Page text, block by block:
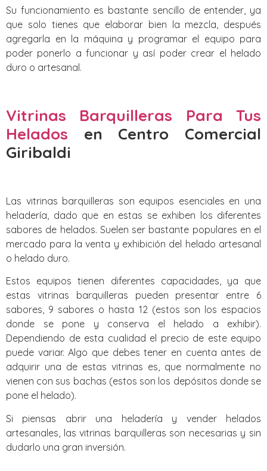
Su funcionamiento es bastante sencillo de entender, ya
que solo tienes que elaborar bien la mezcla, después
agregarla en la máquina y programar el equipo para
poder ponerlo a funcionar y así poder crear el helado
duro o artesanal.
Vitrinas Barquilleras Para Tus
Helados en Centro Comercial
Giribaldi
Las vitrinas barquilleras son equipos esenciales en una
heladería, dado que en estas se exhiben los diferentes
sabores de helados. Suelen ser bastante populares en el
mercado para la venta y exhibición del helado artesanal
o helado duro.
Estos equipos tienen diferentes capacidades, ya que
estas vitrinas barquilleras pueden presentar entre 6
sabores, 9 sabores o hasta 12 (estos son los espacios
donde se pone y conserva el helado a exhibir).
Dependiendo de esta cualidad el precio de este equipo
puede variar. Algo que debes tener en cuenta antes de
adquirir una de estas vitrinas es, que normalmente no
vienen con sus bachas (estos son los depósitos donde se
pone el helado).
Si piensas abrir una heladería y vender helados
artesanales, las vitrinas barquilleras son necesarias y sin
dudarlo una gran inversión.